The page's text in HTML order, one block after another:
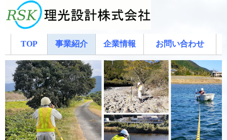
TOP 事業紹介 企業情報 お問い合わせ